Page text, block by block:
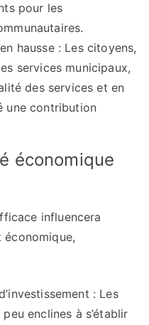
pour les
hausse : Les citoyens,
services municipaux,
des services et en
une contribution
économique
influencera
économique,
: Les
enclines à s’établir